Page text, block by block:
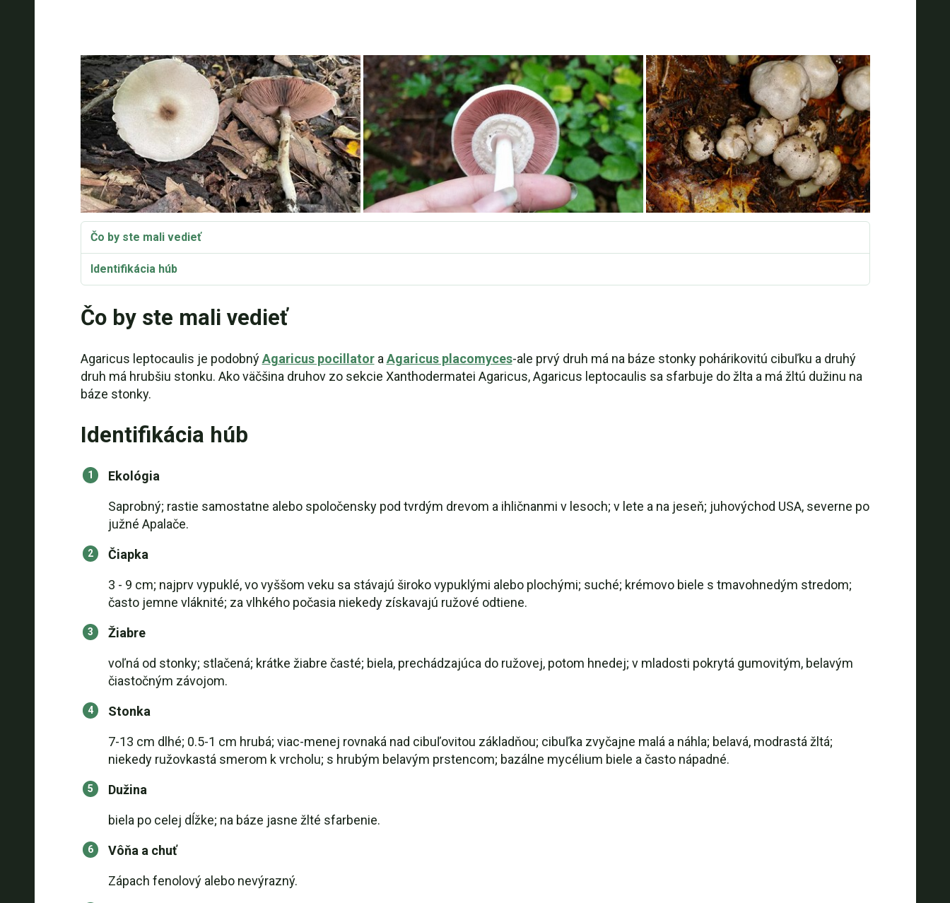
Čo by ste mali vedieť
Identifikácia húb
Čo by ste mali vedieť
Agaricus leptocaulis je podobnýAgaricus pocillatora Agaricus placomyces-ale prvý druh má na báze stonky pohárikovitú cibuľku a druhý
druh má hrubšiu stonku. Ako väčšina druhov zo sekcie Xanthodermatei Agaricus, Agaricus leptocaulis sa sfarbuje do žlta a má žltú dužinu na
báze stonky.
Identifikácia húb
Ekológia
Saprobný; rastie samostatne alebo spoločensky pod tvrdým drevom a ihličnanmi v lesoch; v lete a na jeseň; juhovýchod USA, severne po
južné Apalače.
Čiapka
3 - 9 cm; najprv vypuklé, vo vyššom veku sa stávajú široko vypuklými alebo plochými; suché; krémovo biele s tmavohnedým stredom;
často jemne vláknité; za vlhkého počasia niekedy získavajú ružové odtiene.
Žiabre
voľná od stonky; stlačená; krátke žiabre časté; biela, prechádzajúca do ružovej, potom hnedej; v mladosti pokrytá gumovitým, belavým
čiastočným závojom.
Stonka
7-13 cm dlhé; 0.5-1 cm hrubá; viac-menej rovnaká nad cibuľovitou základňou; cibuľka zvyčajne malá a náhla; belavá, modrastá žltá;
niekedy ružovkastá smerom k vrcholu; s hrubým belavým prstencom; bazálne mycélium biele a často nápadné.
Dužina
biela po celej dĺžke; na báze jasne žlté sfarbenie.
Vôňa a chuť
Zápach fenolový alebo nevýrazný.